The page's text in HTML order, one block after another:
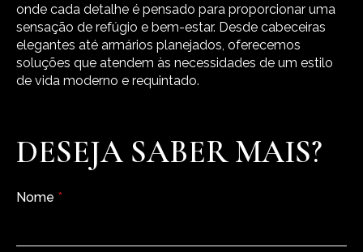
onde cada detalhe é pensado para proporcionar uma
sensação de refúgio e bem-estar. Desde cabeceiras
elegantes até armários planejados, oferecemos
soluções que atendem às necessidades de um estilo
de vida moderno e requintado.
DESEJA SABER MAIS?
Nome *